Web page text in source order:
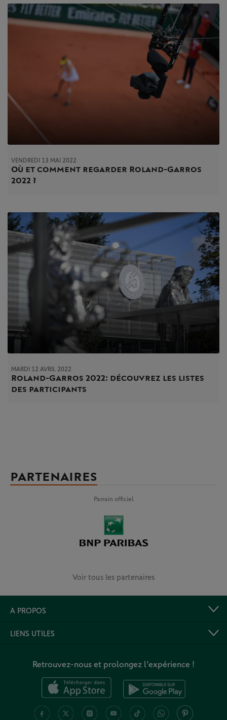
VENDREDI 13 MAI 2022
Où et comment regarder Roland-Garros
2022 ?
MARDI 12 AVRIL 2022
Roland-Garros 2022 : découvrez les listes
des participants
PARTENAIRES
Parrain officiel
Voir tous les partenaires
A PROPOS
LIENS UTILES
Retrouvez-nous et prolongez l’expérience !